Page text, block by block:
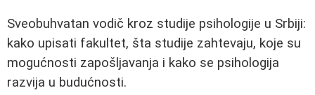
Sveobuhvatan vodič kroz studije psihologije u Srbiji:
kako upisati fakultet, šta studije zahtevaju, koje su
mogućnosti zapošljavanja i kako se psihologija
razvija u budućnosti.